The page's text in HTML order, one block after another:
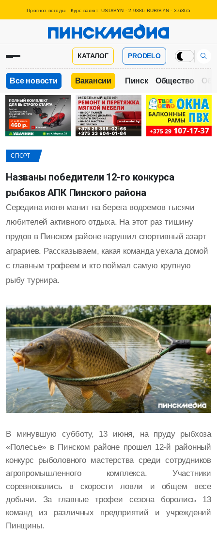
Прогноз погоды Курс валют: USD/BYN - 2.9386 RUB/BYN - 3.6365
КАТАЛОГ PRODELO
Все новости Вакансии Пинск Общество
СПОРТ
Названы победители 12-го конкурса
рыбаков АПК Пинского района
Середина июня манит на берега водоемов тысячи
любителей активного отдыха. На этот раз тишину
прудов в Пинском районе нарушил спортивный азарт
аграриев. Рассказываем, какая команда уехала домой
с главным трофеем и кто поймал самую крупную
рыбу турнира.
В минувшую субботу, 13 июня, на пруду рыбхоза
«Полесье» в Пинском районе прошел 12-й районный
конкурс рыболовного мастерства среди сотрудников
агропромышленного комплекса. Участники
соревновались в скорости ловли и общем весе
добычи. За главные трофеи сезона боролись 13
команд из различных предприятий и учреждений
Пинщины.